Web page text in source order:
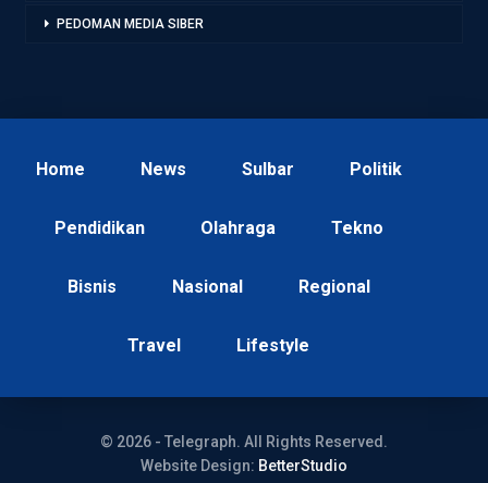
PEDOMAN MEDIA SIBER
Home News Sulbar Politik
Pendidikan Olahraga Tekno
Bisnis Nasional Regional
Travel Lifestyle
© 2026 - Telegraph. All Rights Reserved.
Website Design: BetterStudio